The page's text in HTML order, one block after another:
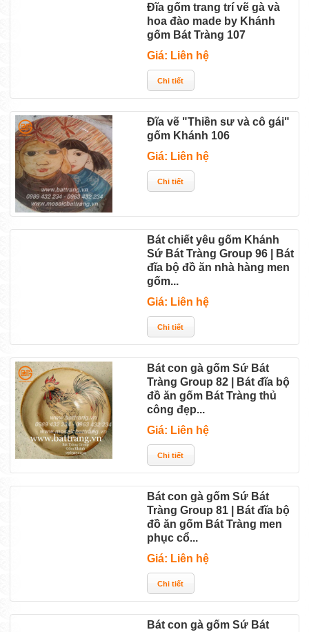
Đĩa gốm trang trí vẽ gà và
hoa đào made by Khánh
gốm Bát Tràng 107
Giá: Liên hệ
Đĩa vẽ "Thiền sư và cô gái"
gốm Khánh 106
Giá: Liên hệ
Bát chiết yêu gốm Khánh
Sứ Bát Tràng Group 96 | Bát
đĩa bộ đồ ăn nhà hàng men
gốm...
Giá: Liên hệ
Bát con gà gốm Sứ Bát
Tràng Group 82 | Bát đĩa bộ
đồ ăn gốm Bát Tràng thủ
công đẹp...
Giá: Liên hệ
Bát con gà gốm Sứ Bát
Tràng Group 81 | Bát đĩa bộ
đồ ăn gốm Bát Tràng men
phục cổ...
Giá: Liên hệ
Bát con gà gốm Sứ Bát